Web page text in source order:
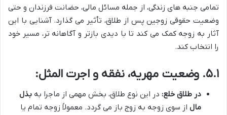
تمامی جنبه های زندگی، از جمله مسائل مالی، حضانت فرزندان و حتی
وضعیت حقوقی زوجین پس از طلاق، تأثیر می گذارد. آشنایی با این
آثار به زوجه کمک می کند تا با دیدی بازتر و آگاهانه تر، مسیر خود
را انتخاب کند.
۵.۱. وضعیت مهریه، نفقه و اجرت المثل:
در طلاق خلع: در این نوع طلاق، بخش مهمی از ماجرا به بذل
مال از سوی زوجه به زوج باز می گردد. معمولاً زوجه تمام یا